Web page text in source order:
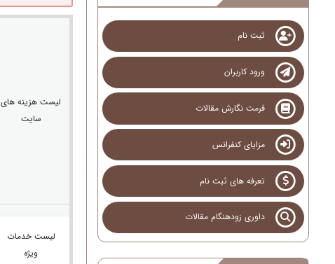
ثبت نام
ورود کاربران
فرمت نگارش مقالات
مزایای کنفرانس
تعرفه های ثبت نام
داوری زودهنگام مقالات
لیست هزینه های
سایت
لیست خدمات
ویژه